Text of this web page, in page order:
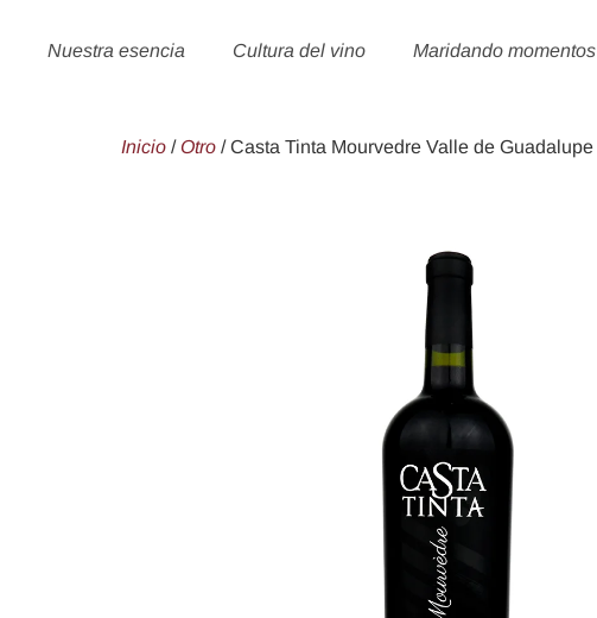
Nuestra esencia Cultura del vino Maridando momentos
Inicio / Otro / Casta Tinta Mourvedre Valle de Guadalupe